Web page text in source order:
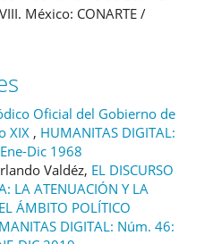
México: CONARTE /
Oficial del Gobierno de
XIX , HUMANITAS DIGITAL:
Dic 1968
Valdéz, EL DISCURSO
LA ATENUACIÓN Y LA
ÁMBITO POLÍTICO
DIGITAL: Núm. 46: